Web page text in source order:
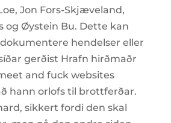
Jon Fors-Skjæveland,
og Øystein Bu. Dette kan
hendelser eller
gerðist Hrafn hirðmaðr
and fuck websites
hann orlofs til brottferðar.
sikkert fordi den skal